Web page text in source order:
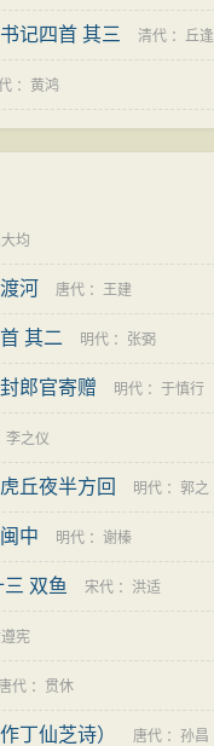
记四首 其三 清代 ： 丘逢
： 黄鸿
均
河 唐代 ： 王建
其二 明代 ： 张弼
郎官寄赠 明代 ： 于慎行
李之仪
丘夜半方回 明代 ： 郭之
中 明代 ： 谢榛
双鱼 宋代 ： 洪适
宪
唐代 ： 贯休
丁仙芝诗） 唐代 ： 孙昌